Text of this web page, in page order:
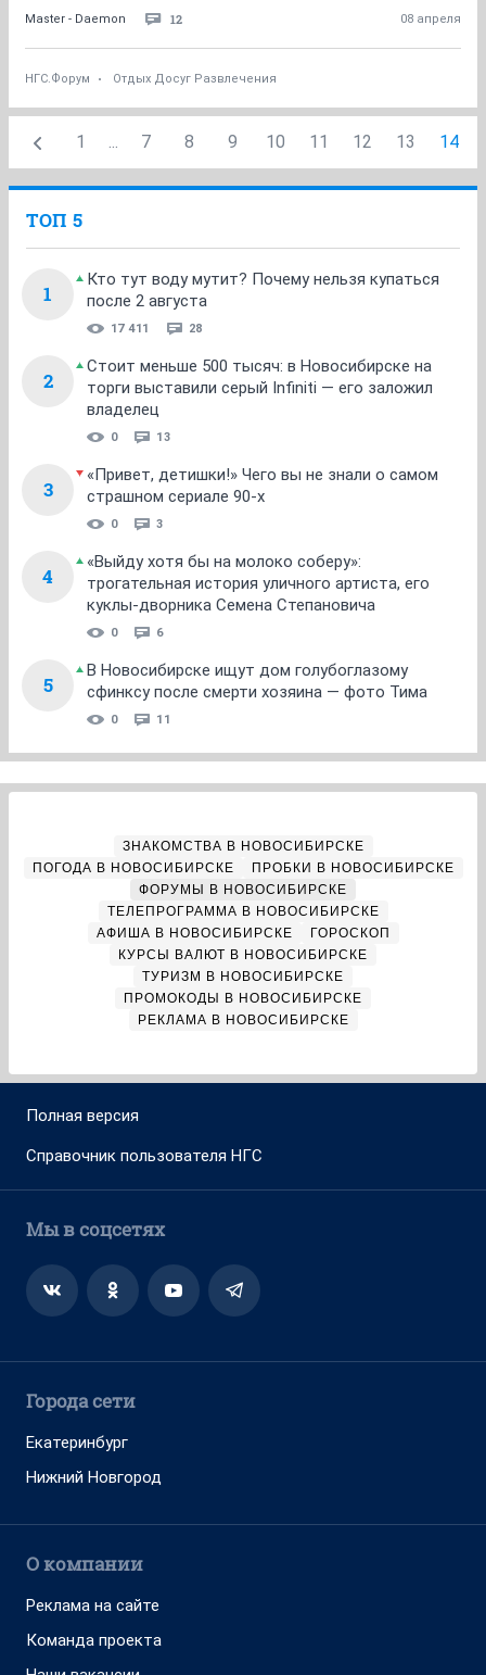
Master - Daemon 12 08 апреля
НГС.Форум Отдых Досуг Развлечения
1 ... 7 8 9 10 11 12 13 14
ТОП 5
1
Кто тут воду мутит? Почему нельзя купаться
после 2 августа
17 411 28
2
Стоит меньше 500 тысяч: в Новосибирске на
торги выставили серый Infiniti — его заложил
владелец
0 13
3
«Привет, детишки!» Чего вы не знали о самом
страшном сериале 90-х
0 3
4
«Выйду хотя бы на молоко соберу»:
трогательная история уличного артиста, его
куклы-дворника Семена Степановича
0 6
5
В Новосибирске ищут дом голубоглазому
сфинксу после смерти хозяина — фото Тима
0 11
ЗНАКОМСТВА В НОВОСИБИРСКЕ
ПОГОДА В НОВОСИБИРСКЕ
ПРОБКИ В НОВОСИБИРСКЕ
ФОРУМЫ В НОВОСИБИРСКЕ
ТЕЛЕПРОГРАММА В НОВОСИБИРСКЕ
АФИША В НОВОСИБИРСКЕ
ГОРОСКОП
КУРСЫ ВАЛЮТ В НОВОСИБИРСКЕ
ТУРИЗМ В НОВОСИБИРСКЕ
ПРОМОКОДЫ В НОВОСИБИРСКЕ
РЕКЛАМА В НОВОСИБИРСКЕ
Полная версия
Справочник пользователя НГС
Мы в соцсетях
Города сети
Екатеринбург
Нижний Новгород
О компании
Реклама на сайте
Команда проекта